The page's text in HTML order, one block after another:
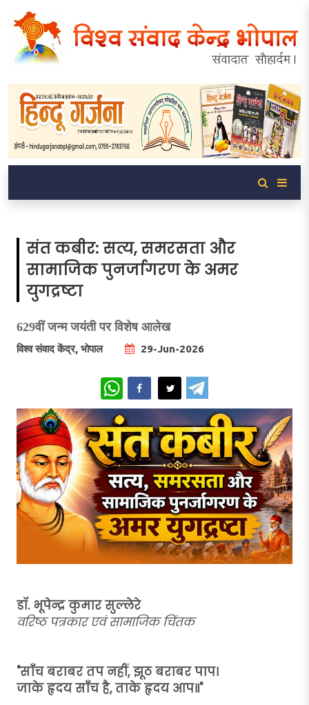
संत कबीर: सत्य, समरसता और
सामाजिक पुनर्जागरण के अमर
युगद्रष्टा
629वीं जन्म जयंती पर विशेष आलेख
विश्व संवाद केंद्र, भोपाल 29-Jun-2026
WhatsApp
डॉ. भूपेन्द्र कुमार सुल्लेरे
वरिष्ठ पत्रकार एवं सामाजिक चिंतक
"साँच बराबर तप नहीं, झूठ बराबर पाप।
जाके हृदय साँच है, ताके हृदय आप॥"